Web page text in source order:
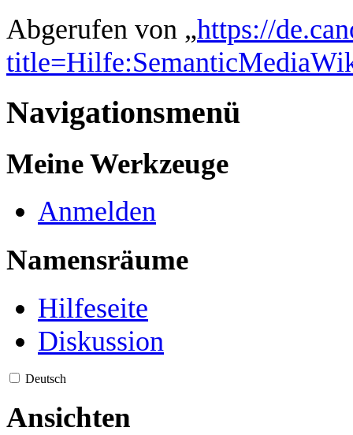
Abgerufen von „https://
Navigationsmenü
Meine Werkzeuge
Anmelden
Namensräume
Hilfeseite
Diskussion
Deutsch
Ansichten